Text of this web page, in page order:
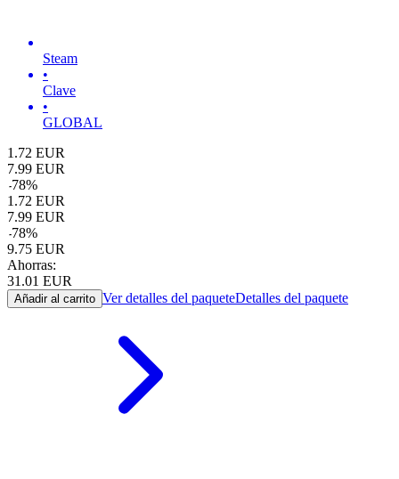
Steam
•
Clave
•
GLOBAL
1.72 EUR
7.99 EUR
-78%
1.72 EUR
7.99 EUR
-78%
9.75 EUR
Ahorras:
31.01 EUR
Añadir al carrito Ver detalles del paqueteDetalles del paquete